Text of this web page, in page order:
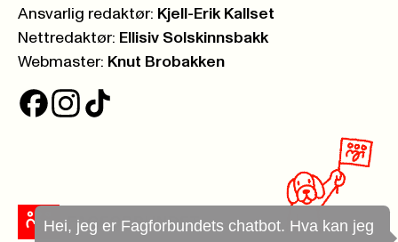
Hei, jeg er Fagforbundets chatbot. Hva kan jeg
Ansvarlig redaktør: Kjell-Erik Kallset
Nettredaktør: Ellisiv Solskinnsbakk
Webmaster: Knut Brobakken